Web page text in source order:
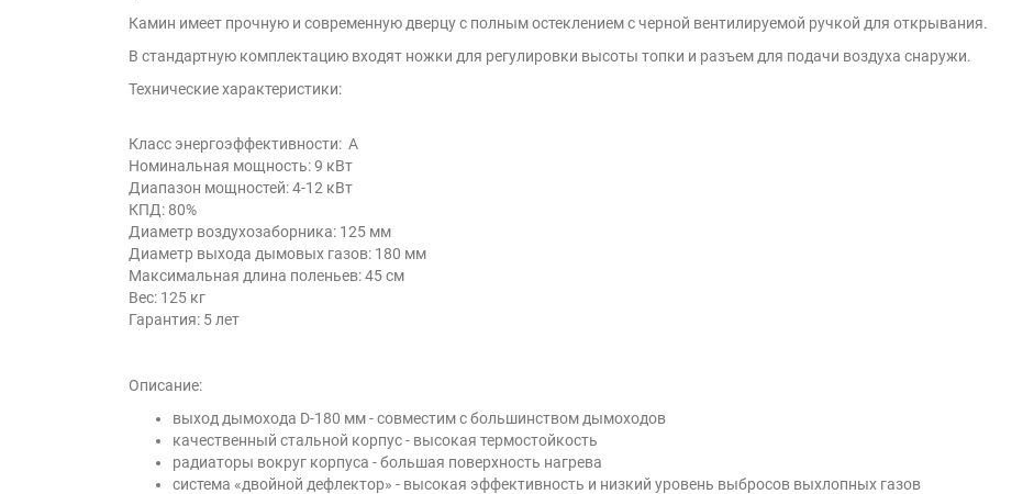
Камин имеет прочную и современную дверцу с полным остеклением с черной вентилируемой ручкой для открывания.
В стандартную комплектацию входят ножки для регулировки высоты топки и разъем для подачи воздуха снаружи.
Технические характеристики:
Класс энергоэффективности: А
Номинальная мощность: 9 кВт
Диапазон мощностей: 4-12 кВт
КПД: 80%
Диаметр воздухозаборника: 125 мм
Диаметр выхода дымовых газов: 180 мм
Максимальная длина поленьев: 45 см
Вес: 125 кг
Гарантия: 5 лет
Описание:
выход дымохода D-180 мм - совместим с большинством дымоходов
качественный стальной корпус - высокая термостойкость
радиаторы вокруг корпуса - большая поверхность нагрева
система «двойной дефлектор» - высокая эффективность и низкий уровень выбросов выхлопных газов